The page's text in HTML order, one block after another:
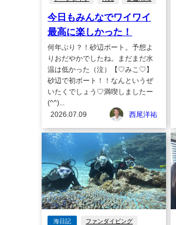
今日もみんなでワイワイ
最高に楽しかった！
何年ぶり？！砂辺ボート。予想よ
りおだやかでしたね。まだまだ水
温は低かった（泣）【♡みこ♡】
砂辺で初ボート！！なんというぜ
いたくでしょう♡満喫しましたー
(^^)...
2026.07.09
西尾洋祐
海日記 ファンダイビング